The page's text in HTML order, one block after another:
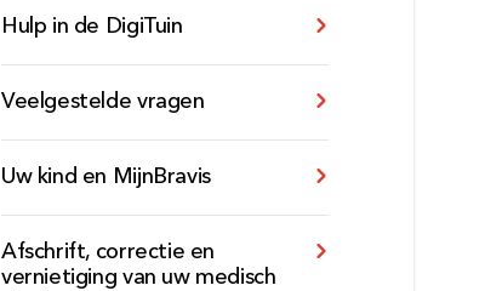
Hulp in de DigiTuin
Veelgestelde vragen
Uw kind en MijnBravis
Afschrift, correctie en
vernietiging van uw medisch